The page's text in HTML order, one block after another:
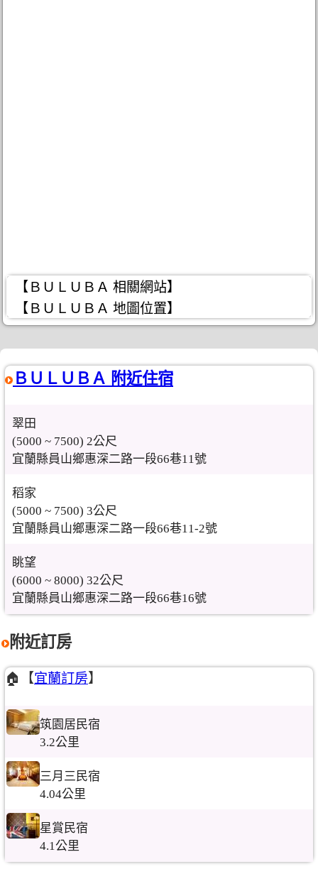
【ＢＵＬＵＢＡ 相關網站】
【ＢＵＬＵＢＡ 地圖位置】
ＢＵＬＵＢＡ 附近住宿
翠田
(5000 ~ 7500) 2公尺
宜蘭縣員山鄉惠深二路一段66巷11號
稻家
(5000 ~ 7500) 3公尺
宜蘭縣員山鄉惠深二路一段66巷11-2號
眺望
(6000 ~ 8000) 32公尺
宜蘭縣員山鄉惠深二路一段66巷16號
附近訂房
🏠【宜蘭訂房】
筑園居民宿
3.2公里
三月三民宿
4.04公里
星賞民宿
4.1公里